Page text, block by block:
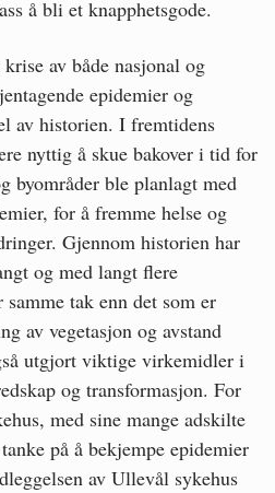
å bli et knapphetsgode.
av både nasjonal og
epidemier og
av historien. I fremtidens
nyttig å skue bakover i tid for
byområder ble planlagt med
for å fremme helse og
Gjennom historien har
og med langt flere
tak enn det som er
av vegetasjon og avstand
utgjort viktige virkemidler i
og transformasjon. For
med sine mange adskilte
på å bekjempe epidemier
av Ullevål sykehus